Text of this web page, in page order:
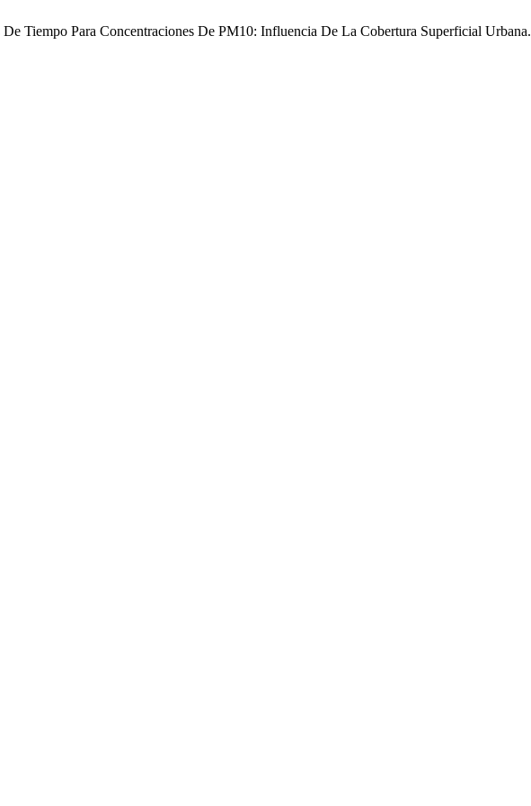
Tiempo Para Concentraciones De PM10: Influencia De La Cobertura Superficial Urbana.